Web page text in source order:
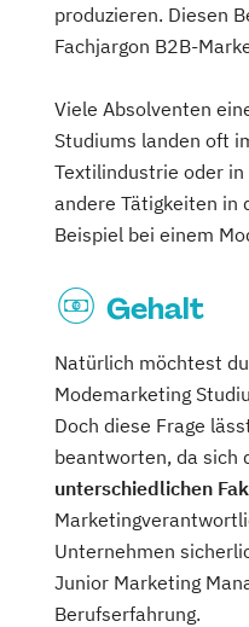
produzieren. Diesen
Fachjargon B2B-
Viele Absolventen
Studiums landen oft
Textilindustrie oder in
andere Tätigkeiten in
Beispiel bei einem
Gehalt
Natürlich möchtest
Modemarketing
Doch diese Frage
beantworten, da sich
unterschiedlichen
Unternehmen
Junior Marketing
Berufserfahrung.